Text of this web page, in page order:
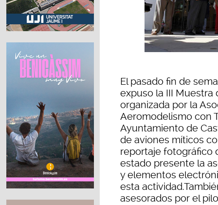
El pasado fin de
expuso la III Muestra
organizada por la
Aeromodelismo con
Ayuntamiento de
de aviones míticos
reportaje fotográfico
estado presente la
y elementos
esta
asesorados por el